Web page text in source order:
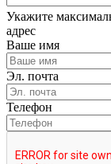
Укажите
адрес
Ваше имя
Эл. почта
Телефон